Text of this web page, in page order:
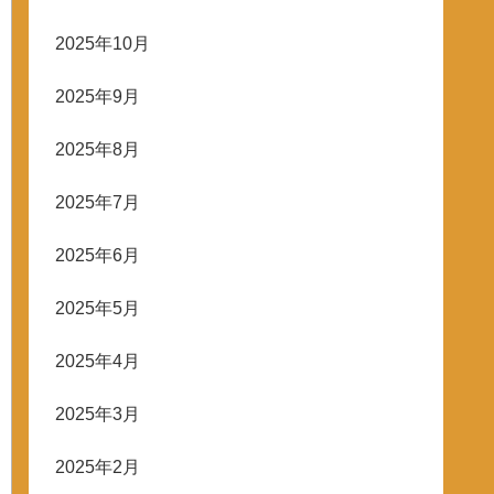
2025年10月
2025年9月
2025年8月
2025年7月
2025年6月
2025年5月
2025年4月
2025年3月
2025年2月